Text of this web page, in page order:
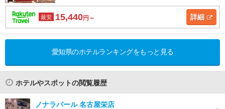
最安 15,440円～ 詳細
愛知県のホテルランキングをもっと見る
ホテルやスポットの閲覧履歴
ノナラパール 名古屋栄店